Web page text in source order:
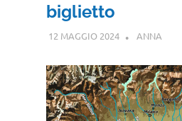
biglietto
12 MAGGIO 2024 ANNA